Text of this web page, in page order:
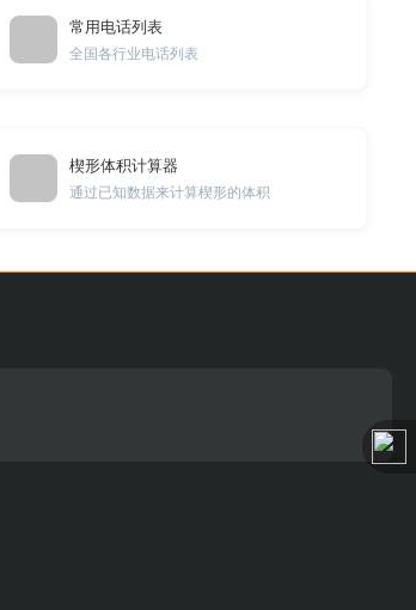
常用电话列表
全国各行业电话列表
楔形体积计算器
通过已知数据来计算楔形的体积